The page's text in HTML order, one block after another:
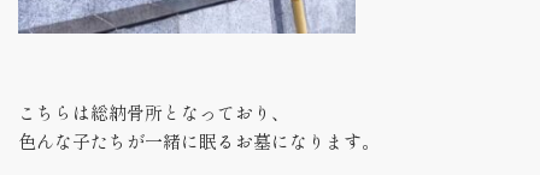
こちらは総納骨所となっており、
色んな子たちが一緒に眠るお墓になります。